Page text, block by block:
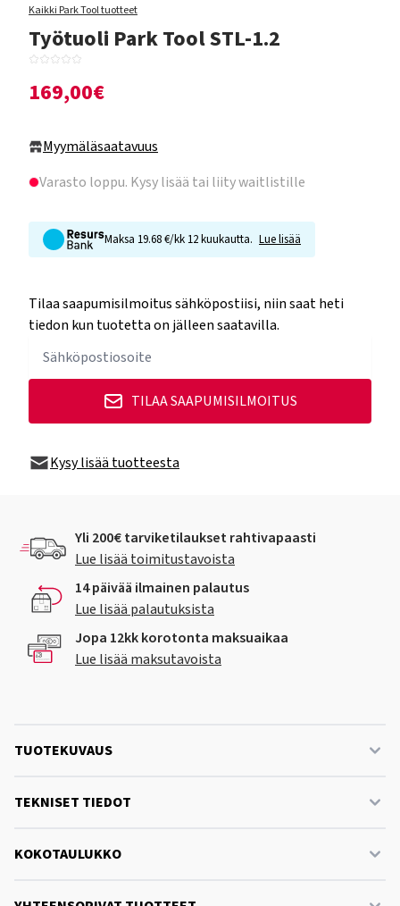
Kaikki Park Tool tuotteet
Työtuoli Park Tool STL-1.2
169,00€
Myymäläsaatavuus
Varasto loppu. Kysy lisää tai liity waitlistille
Maksa 19.68 €/kk 12 kuukautta. Lue lisää
Tilaa saapumisilmoitus sähköpostiisi, niin saat heti
tiedon kun tuotetta on jälleen saatavilla.
TILAA SAAPUMISILMOITUS
Kysy lisää tuotteesta
Yli 200€ tarviketilaukset rahtivapaasti
Lue lisää toimitustavoista
14 päivää ilmainen palautus
Lue lisää palautuksista
Jopa 12kk korotonta maksuaikaa
Lue lisää maksutavoista
TUOTEKUVAUS
TEKNISET TIEDOT
KOKOTAULUKKO